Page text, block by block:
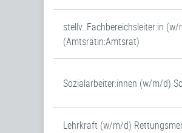
stellv. Fachbereichsleiter:in
(Amtsrätin:Amtsrat)
Sozialarbeiter:innen (w/m/d)
Lehrkraft (w/m/d)